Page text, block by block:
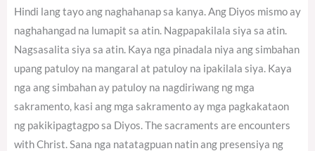
Hindi lang tayo ang naghahanap sa kanya. Ang Diyos mismo ay
naghahangad na lumapit sa atin. Nagpapakilala siya sa atin.
Nagsasalita siya sa atin. Kaya nga pinadala niya ang simbahan
upang patuloy na mangaral at patuloy na ipakilala siya. Kaya
nga ang simbahan ay patuloy na nagdiriwang ng mga
sakramento, kasi ang mga sakramento ay mga pagkakataon
ng pakikipagtagpo sa Diyos. The sacraments are encounters
with Christ. Sana nga natatagpuan natin ang presensiya ng